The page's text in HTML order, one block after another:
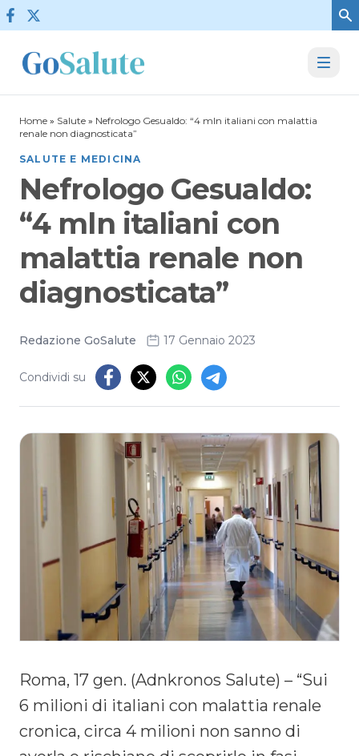
Vai al contenuto
Home » Salute » Nefrologo Gesualdo: “4 mln italiani con malattia
renale non diagnosticata”
SALUTE E MEDICINA
Nefrologo Gesualdo:
“4 mln italiani con
malattia renale non
diagnosticata”
Redazione GoSalute 17 Gennaio 2023
Condividi su
Roma, 17 gen. (Adnkronos Salute) – “Sui
6 milioni di italiani con malattia renale
cronica, circa 4 milioni non sanno di